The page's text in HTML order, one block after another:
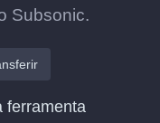
Subsonic.
ferramenta